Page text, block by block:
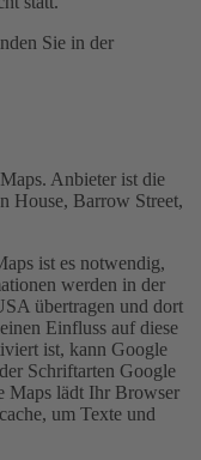
Sie in der
Anbieter ist die
House, Barrow Street,
ist es notwendig,
werden in der
übertragen und dort
Einfluss auf diese
ist, kann Google
Schriftarten Google
Maps lädt Ihr Browser
um Texte und